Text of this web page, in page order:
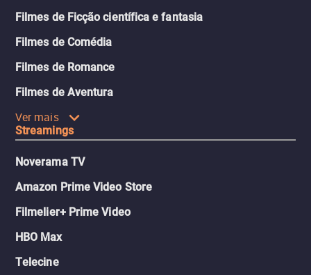
Filmes de Ficção científica e fantasia
Filmes de Comédia
Filmes de Romance
Filmes de Aventura
Ver mais
Streamings
Noverama TV
Amazon Prime Video Store
Filmelier+ Prime Video
HBO Max
Telecine